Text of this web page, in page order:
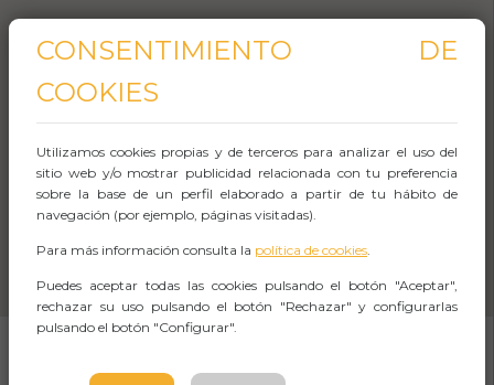
CONSENTIMIENTO DE
COOKIES
Utilizamos cookies propias y de terceros para analizar el uso del
sitio web y/o mostrar publicidad relacionada con tu preferencia
sobre la base de un perfil elaborado a partir de tu hábito de
navegación (por ejemplo, páginas visitadas).
Para más información consulta la política de cookies
Puedes aceptar todas las cookies pulsando el botón "Aceptar",
rechazar su uso pulsando el botón "Rechazar" y configurarlas
pulsando el botón "Configurar".